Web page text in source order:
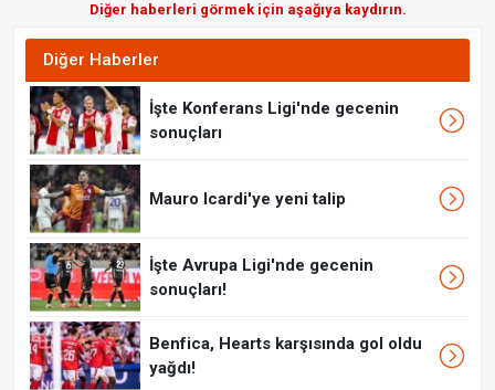
Diğer haberleri görmek için aşağıya kaydırın.
Diğer Haberler
İşte Konferans Ligi'nde gecenin
sonuçları
Mauro Icardi'ye yeni talip
İşte Avrupa Ligi'nde gecenin
sonuçları!
Benfica, Hearts karşısında gol oldu
yağdı!